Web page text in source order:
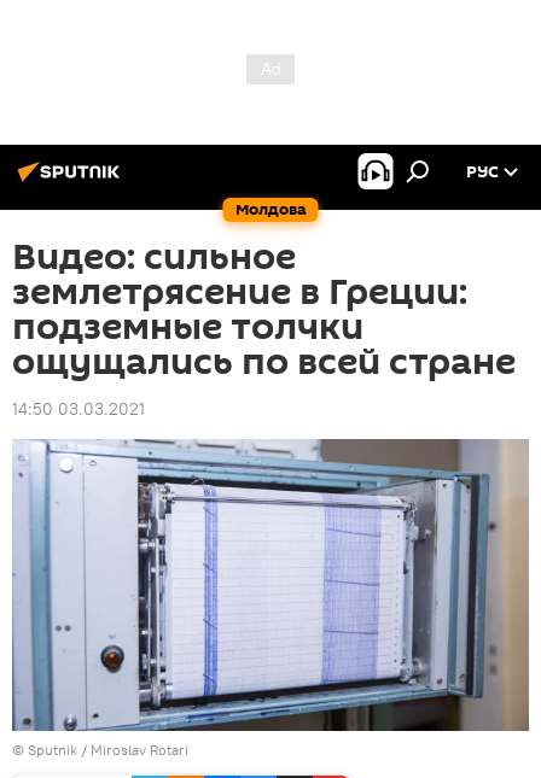
Молдова
РУС
Видео: сильное
землетрясение в Греции:
подземные толчки
ощущались по всей стране
14:50 03.03.2021
© Sputnik / Miroslav Rotari